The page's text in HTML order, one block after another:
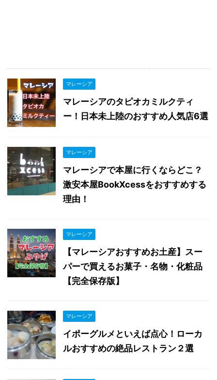
マレーシア
マレーシアのタピオカミルクティ
ー！日本未上陸のおすすめ人気店6選
マレーシア
マレーシアで本屋に行くならどこ？
激安本屋BookXcessをおすすめする
理由！
マレーシア
【マレーシアおすすめお土産】スー
パーで買えるお菓子・名物・化粧品
【完全保存版】
マレーシア
イポーグルメといえば点心！ローカ
ルおすすめの絶品レストラン２選